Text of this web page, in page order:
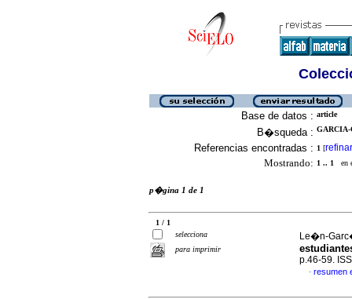
Base de datos : article
B�squeda :
Referencias encontradas : 1 [refinar
Mostrando: 1 .. 1 en
p�gina 1 de 1
1 / 1
selecciona
para imprimir
Le�n-
p.46-59.
· resumen